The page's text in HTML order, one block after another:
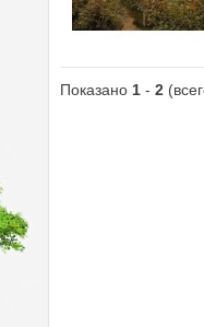
Показано 1 - 2